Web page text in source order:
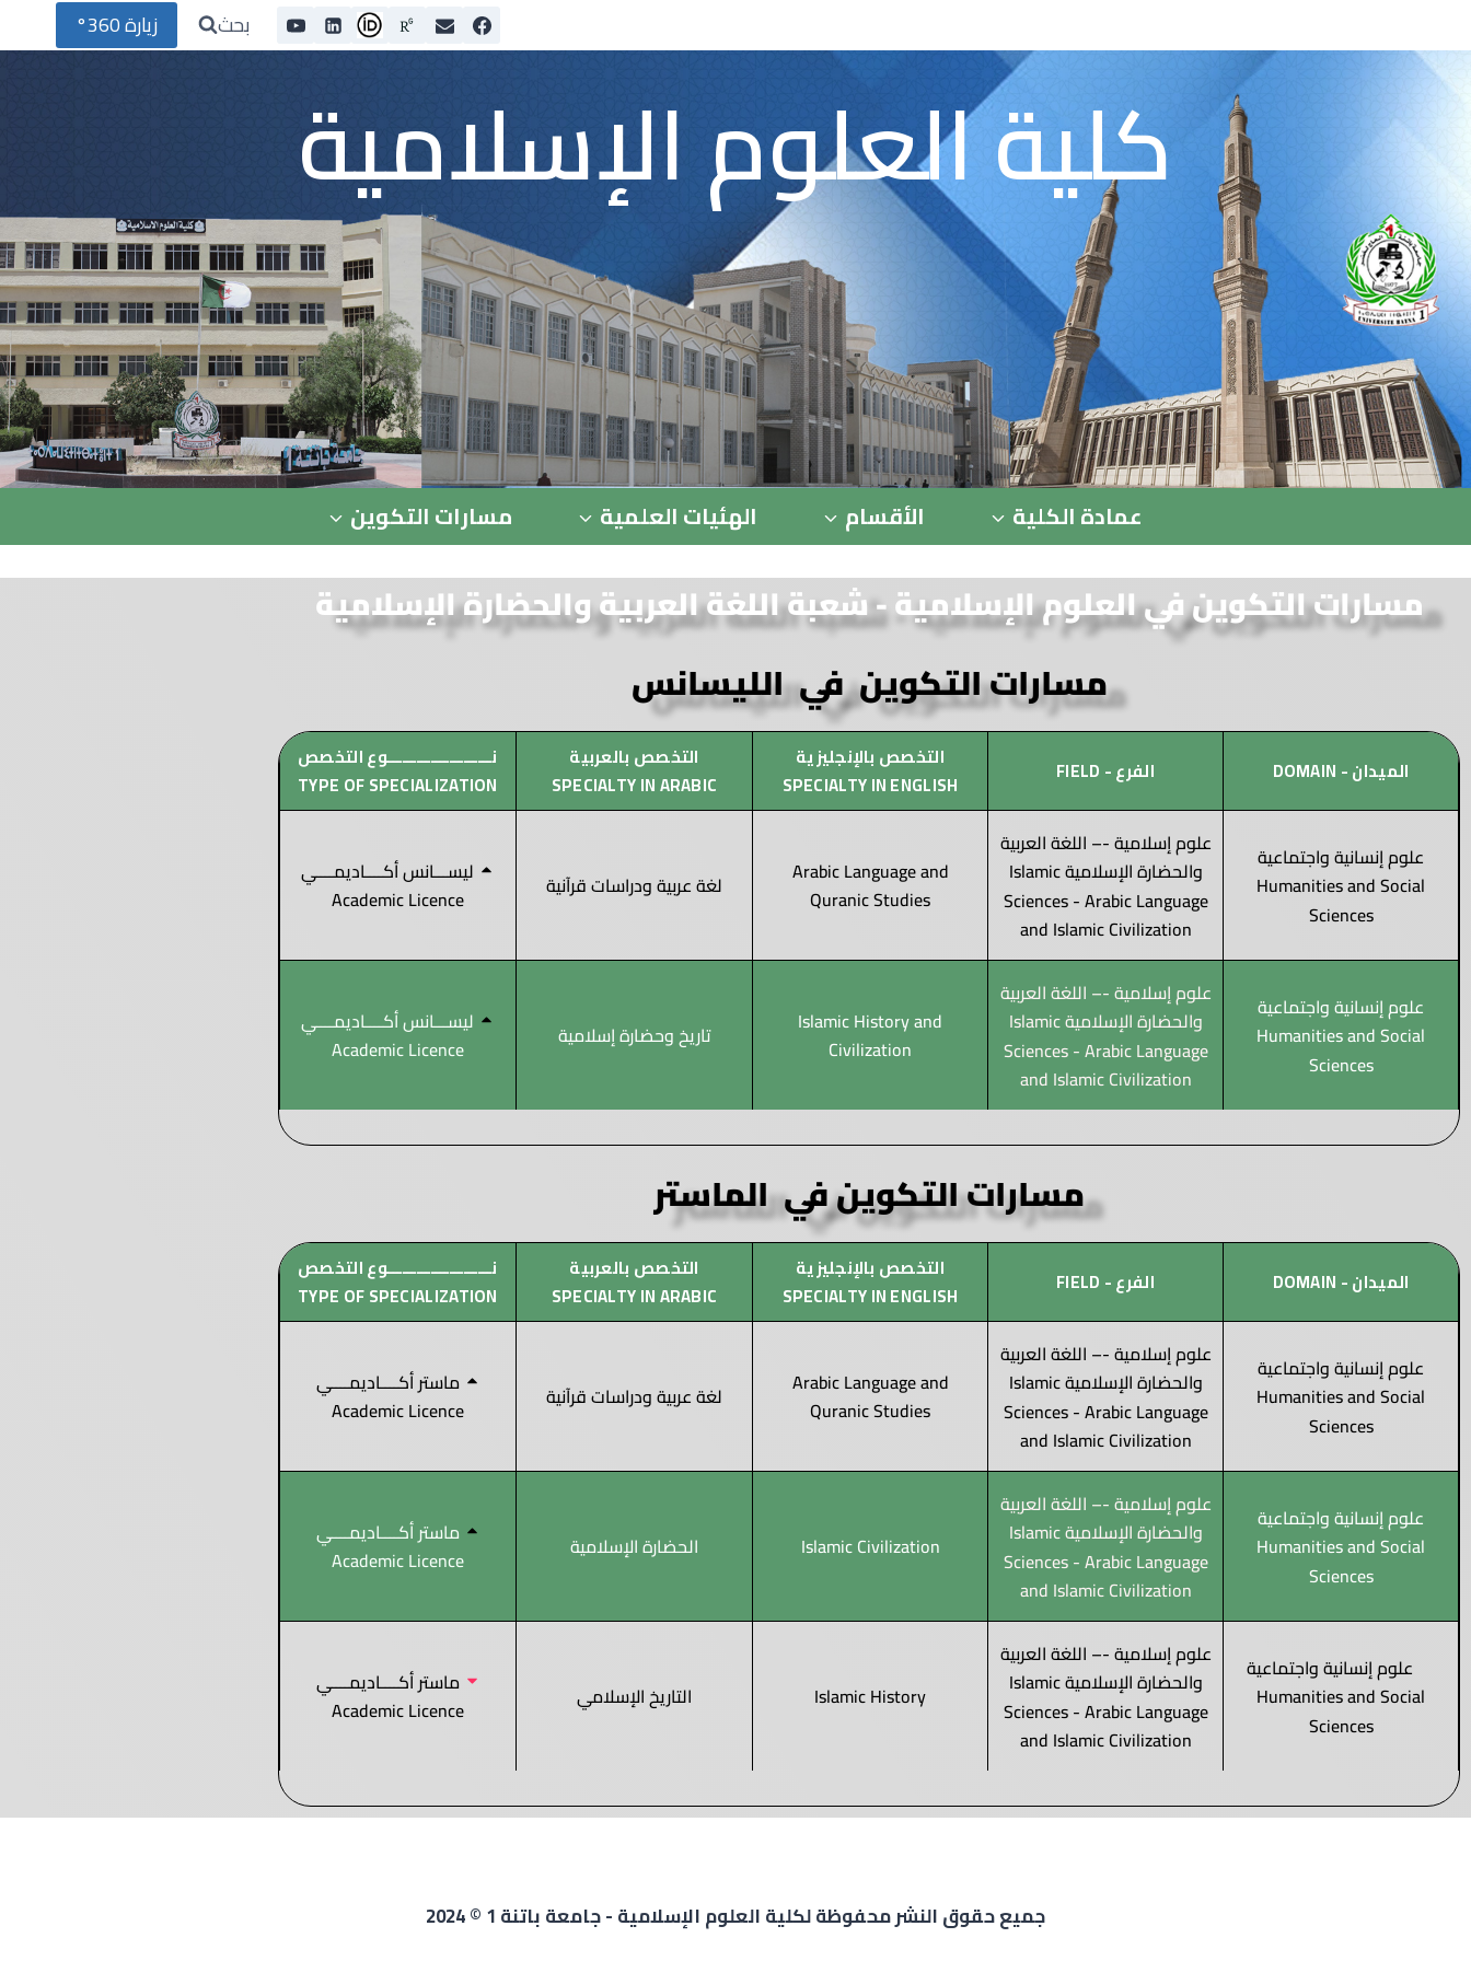
بحث زيارة 360°
كلية العلوم الإسلامية
عمادة الكلية الأقسام الهئيات العلمية مسارات التكوين
مسارات التكوين في العلوم الإسلامية - شعبة اللغة العربية والحضارة الإسلامية
مسارات التكوين في الليسانس
الميدان - DOMAIN الفرع - FIELD
التخصص بالإنجليزية
SPECIALTY IN ENGLISH
التخصص بالعربية
SPECIALTY IN ARABIC
نــــــــــــــــــــــوع التخصص
TYPE OF SPECIALIZATION
علوم إنسانية واجتماعية
Humanities and Social
Sciences
علوم إسلامية -– اللغة العربية
والحضارة الإسلامية Islamic
Sciences - Arabic Language
and Islamic Civilization
Arabic Language and
Quranic Studies
لغة عربية ودراسات قرآنية
ليســـانس أكــــاديمــــي
Academic Licence
علوم إنسانية واجتماعية
Humanities and Social
Sciences
علوم إسلامية -– اللغة العربية
والحضارة الإسلامية Islamic
Sciences - Arabic Language
and Islamic Civilization
Islamic History and
Civilization
تاريخ وحضارة إسلامية
ليســـانس أكــــاديمــــي
Academic Licence
مسارات التكوين في الماستر
الميدان - DOMAIN الفرع - FIELD
التخصص بالإنجليزية
SPECIALTY IN ENGLISH
التخصص بالعربية
SPECIALTY IN ARABIC
نــــــــــــــــــــــوع التخصص
TYPE OF SPECIALIZATION
علوم إنسانية واجتماعية
Humanities and Social
Sciences
علوم إسلامية -– اللغة العربية
والحضارة الإسلامية Islamic
Sciences - Arabic Language
and Islamic Civilization
Arabic Language and
Quranic Studies
لغة عربية ودراسات قرآنية
ماستر أكــــاديمــــي
Academic Licence
علوم إنسانية واجتماعية
Humanities and Social
Sciences
علوم إسلامية -– اللغة العربية
والحضارة الإسلامية Islamic
Sciences - Arabic Language
and Islamic Civilization
Islamic Civilization الحضارة الإسلامية
ماستر أكــــاديمــــي
Academic Licence
علوم إنسانية واجتماعية
Humanities and Social
Sciences
علوم إسلامية -– اللغة العربية
والحضارة الإسلامية Islamic
Sciences - Arabic Language
and Islamic Civilization
Islamic History التاريخ الإسلامي
ماستر أكــــاديمــــي
Academic Licence
جميع حقوق النشر محفوظة لكلية العلوم الإسلامية - جامعة باتنة 1 © 2024